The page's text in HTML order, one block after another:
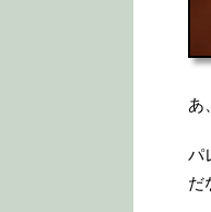
あ
パ
だ